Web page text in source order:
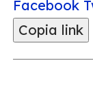
Facebook
Copia link